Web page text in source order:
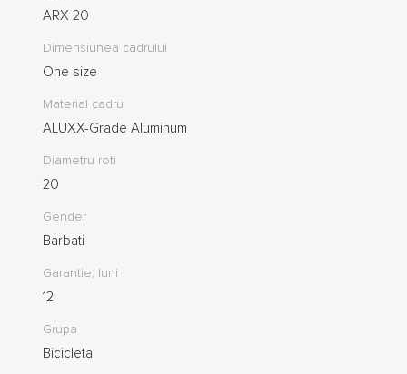
ARX 20
Dimensiunea cadrului
One size
Material cadru
ALUXX-Grade Aluminum
Diametru roti
20
Gender
Barbati
Garantie, luni
12
Grupa
Bicicleta